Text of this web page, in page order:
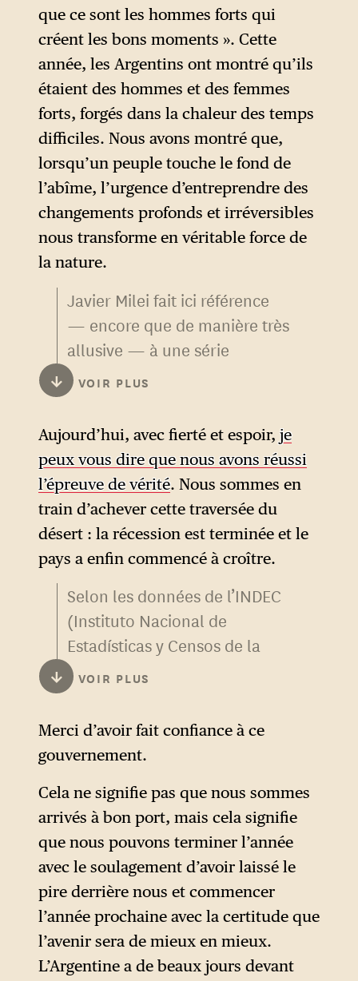
que ce sont les hommes forts qui
créent les bons moments ». Cette
année, les Argentins ont montré qu’ils
étaient des hommes et des femmes
forts, forgés dans la chaleur des temps
difficiles. Nous avons montré que,
lorsqu’un peuple touche le fond de
l’abîme, l’urgence d’entreprendre des
changements profonds et irréversibles
nous transforme en véritable force de
la nature.
Javier Milei fait ici référence
— encore que de manière très
allusive — à une série
d’indicateurs économiques et
sociaux qui constituent — à
côté de la baisse de l’inflation
sur laquelle il s’étendra, sans
surprise, davantage — des
éléments centraux de son
bilan actuel. En un an, le taux
de pauvreté a bondi de 40 à
près de 53 %, le taux
d’indigence de 12 à 18 %, et la
récession s’est aggravée,
passant de –1,3 % en 2023 à
des prévisions de –3,8 % en
2024.
Ce bilan est malgré tout
assumé, et revendiqué
comme une potion amère
forgeant le caractère. Le tout
est accompagné d’une
valorisation d’ordre
masculiniste de la « force »,
dans laquelle on retrouve
l’opposition doctrinaire de
Milei aux politiques étatiques
↓ VOIR PLUS
Aujourd’hui, avec fierté et espoir, je
peux vous dire que nous avons réussi
l’épreuve de vérité. Nous sommes en
train d’achever cette traversée du
désert : la récession est terminée et le
pays a enfin commencé à croître.
Selon les données de l’INDEC
(Instituto Nacional de
Estadísticas y Censos de la
República Argentina), l’activité
économique a en effet
commencé à reprendre à
partir du mois de juin.
Néanmoins, cette reprise de
la croissance est irrégulière —
elle a de nouveau baissé en
septembre — et le PIB
argentin reste aujourd’hui
inférieur à celui de novembre
2023. Contrairement à ce
qu’affirme Milei, la récession
n’est donc pas encore
↓ VOIR PLUS
Merci d’avoir fait confiance à ce
gouvernement.
Cela ne signifie pas que nous sommes
arrivés à bon port, mais cela signifie
que nous pouvons terminer l’année
avec le soulagement d’avoir laissé le
pire derrière nous et commencer
l’année prochaine avec la certitude que
l’avenir sera de mieux en mieux.
L’Argentine a de beaux jours devant